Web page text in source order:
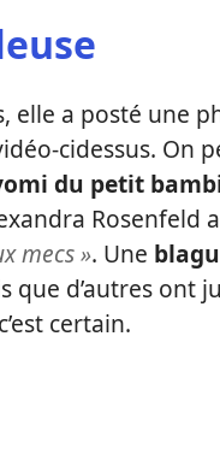
elle a posté une
cidessus. On
du petit
Rosenfeld
mecs ». Une
d’autres ont
certain.